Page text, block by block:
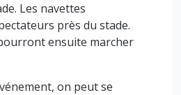
Les navettes
près du stade.
ensuite marcher
on peut se